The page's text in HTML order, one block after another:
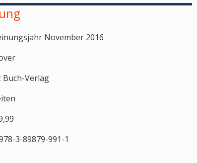
November 2016
Buch-Verlag
3-89879-991-1